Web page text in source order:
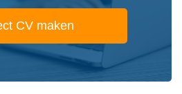
CV maken